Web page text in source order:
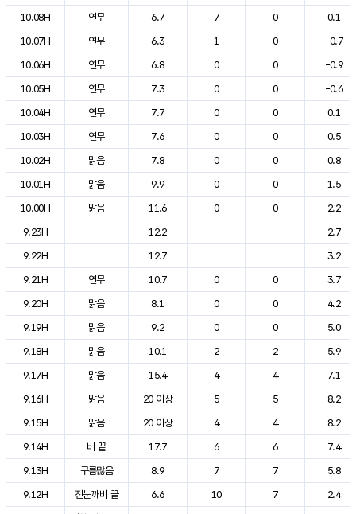
10.08H
연무 6.7 7 0
0.1
10.07H
연무 6.3 1 0
-0.7
10.06H
연무 6.8 0 0
-0.9
10.05H
연무 7.3 0 0
-0.6
10.04H
연무 7.7 0 0
0.1
10.03H
연무 7.6 0 0
0.5
10.02H
맑음 7.8 0 0
0.8
10.01H
맑음 9.9 0 0
1.5
10.00H
맑음 11.6 0 0
2.2
9.23H
12.2
2.7
9.22H
12.7
3.2
9.21H
연무 10.7 0 0
3.7
9.20H
맑음 8.1 0 0
4.2
9.19H
맑음 9.2 0 0
5.0
9.18H
맑음 10.1 2 2
5.9
9.17H
맑음 15.4 4 4
7.1
9.16H
맑음 20 이상 5 5
8.2
9.15H
맑음 20 이상 4 4
8.2
9.14H
비 끝 17.7 6 6
7.4
9.13H
구름많음 8.9 7 7
5.8
9.12H
진눈깨비 끝 6.6 10 7
2.4